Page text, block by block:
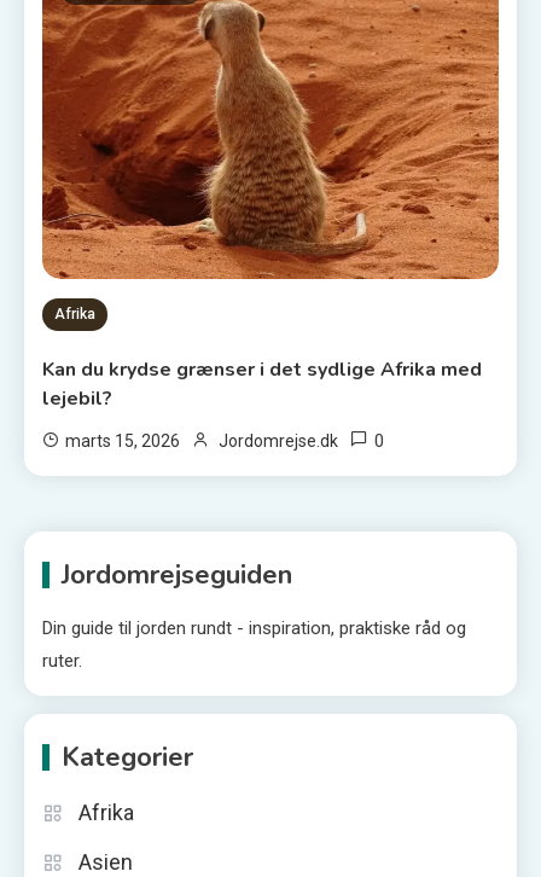
Afrika
Kan du krydse grænser i det sydlige Afrika med
lejebil?
marts 15, 2026 Jordomrejse.dk 0
Jordomrejseguiden
Din guide til jorden rundt - inspiration, praktiske råd og
ruter.
Kategorier
Afrika
Asien